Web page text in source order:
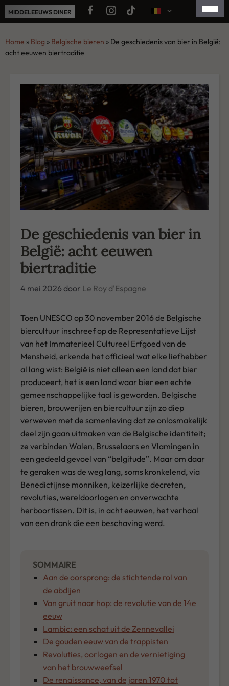
Ga
naar
inhoud
MIDDELEEUWS DINER
简体中文
日本語
Home » Blog » Belgische bieren » De geschiedenis van bier in België:
acht eeuwen biertraditie
De geschiedenis van bier in
België: acht eeuwen
biertraditie
4 mei 2026door Le Roy d'Espagne
Toen UNESCO op 30 november 2016 de Belgische
biercultuur inschreef op de Representatieve Lijst
van het Immaterieel Cultureel Erfgoed van de
Mensheid, erkende het officieel wat elke liefhebber
al lang wist: België is niet alleen een land dat bier
produceert, het is een land waar bier een echte
gemeenschappelijke taal is geworden. Belgische
bieren, brouwerijen en biercultuur zijn zo diep
verweven met de samenleving dat ze onlosmakelijk
deel zijn gaan uitmaken van de Belgische identiteit;
ze verbinden Walen, Brusselaars en Vlamingen in
een gedeeld gevoel van “belgitude”. Maar om daar
te geraken was de weg lang, soms kronkelend, via
Benedictijnse monniken, keizerlijke decreten,
revoluties, wereldoorlogen en onverwachte
herboortissen. Dit is, in acht eeuwen, het verhaal
van een drank die een beschaving werd.
Aan de oorsprong: de stichtende rol van
de abdijen
Van gruit naar hop: de revolutie van de 14e
eeuw
Lambic: een schat uit de Zennevallei
De gouden eeuw van de trappisten
Revoluties, oorlogen en de vernietiging
van het brouwweefsel
De renaissance, van de jaren 1970 tot